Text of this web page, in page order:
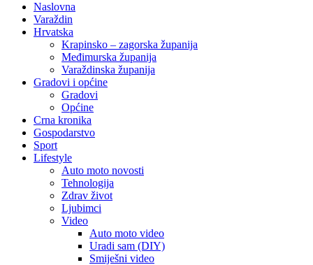
Naslovna
Varaždin
Hrvatska
Krapinsko – zagorska županija
Međimurska županija
Varaždinska županija
Gradovi i općine
Gradovi
Općine
Crna kronika
Gospodarstvo
Sport
Lifestyle
Auto moto novosti
Tehnologija
Zdrav život
Ljubimci
Video
Auto moto video
Uradi sam (DIY)
Smiješni video